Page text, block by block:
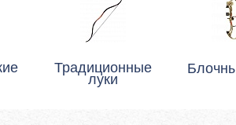
Традиционные
луки